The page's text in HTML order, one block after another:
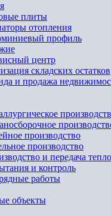
плиты
отопления
профиль
центр
складских остатков
и продажа
производство
производство
и передача
и контроль
работы
объекты